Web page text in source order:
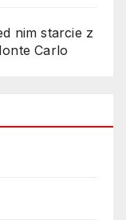
nim starcie z
Carlo